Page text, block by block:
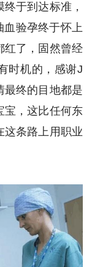
于到达标准，
血验孕终于怀上
红了，固然曾经
时机的，感谢J
最终的目地都是
宝，这比任何东
这条路上用职业